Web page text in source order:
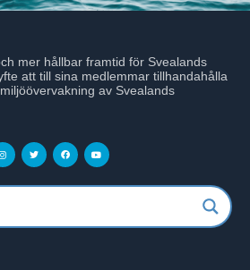
mer hållbar framtid för Svealands
att till sina medlemmar tillhandahålla
av Svealands